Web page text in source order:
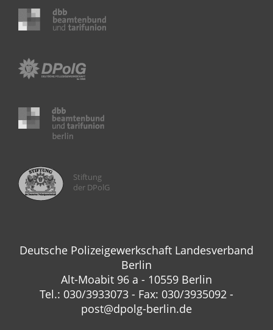
Stiftung
der DPolG
Deutsche Polizeigewerkschaft Landesverband
Berlin
Alt-Moabit 96 a - 10559 Berlin
Tel.: 030/3933073 - Fax: 030/3935092 -
post@dpolg-berlin.de